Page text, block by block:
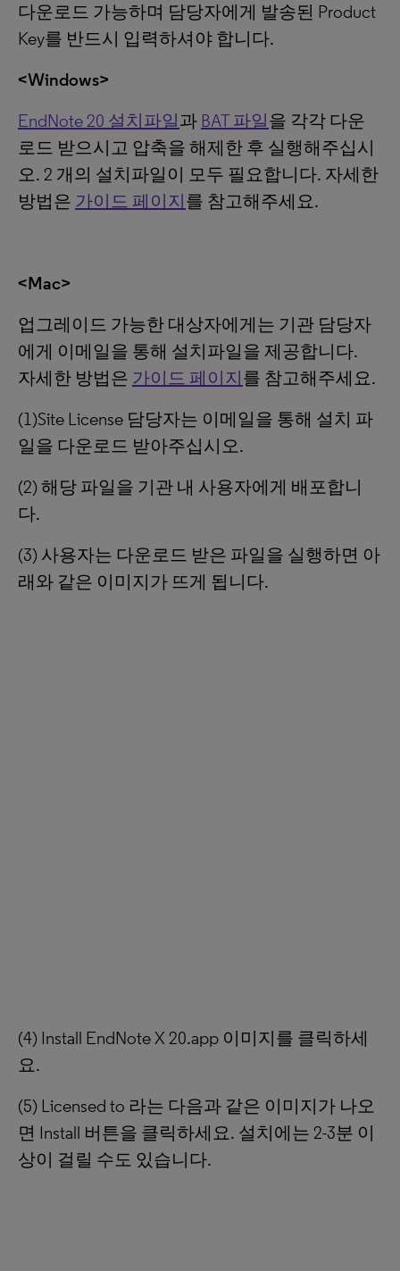
다운로드 가능하며 담당자에게 발송된 Product
Key를 반드시 입력하셔야 합니다.
<Windows>
EndNote 20 설치파일과 BAT 파일을 각각 다운
로드 받으시고 압축을 해제한 후 실행해주십시
오. 2 개의 설치파일이 모두 필요합니다. 자세한
방법은 가이드 페이지를 참고해주세요.
<Mac>
업그레이드 가능한 대상자에게는 기관 담당자
에게 이메일을 통해 설치파일을 제공합니다.
자세한 방법은 가이드 페이지를 참고해주세요.
(1)Site License 담당자는 이메일을 통해 설치 파
일을 다운로드 받아주십시오.
(2) 해당 파일을 기관 내 사용자에게 배포합니
다.
(3) 사용자는 다운로드 받은 파일을 실행하면 아
래와 같은 이미지가 뜨게 됩니다.
(4) Install EndNote X 20.app 이미지를 클릭하세
요.
(5) Licensed to 라는 다음과 같은 이미지가 나오
면 Install 버튼을 클릭하세요. 설치에는 2-3분 이
상이 걸릴 수도 있습니다.